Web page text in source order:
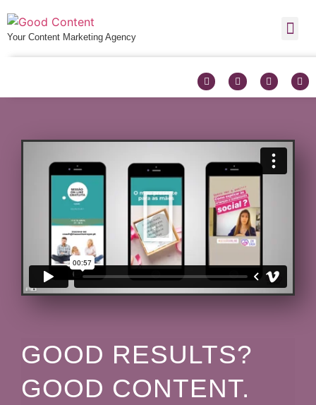
Your Content Marketing Agency
GOOD RESULTS?
GOOD CONTENT.